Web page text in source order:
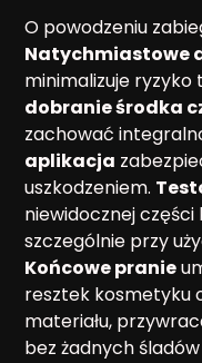
O powodzeniu
Natychmiastowe
minimalizuje ryzyko
dobranie środka
zachować
aplikacja
uszkodzeniem.
niewidocznej
szczególnie przy
Końcowe pranie
resztek kosmetyku
materiału,
bez żadnych